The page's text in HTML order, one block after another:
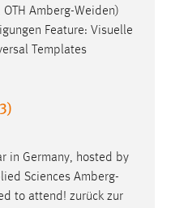
Amberg-Weiden)
Feature: Visuelle
Templates
in Germany, hosted by
Sciences Amberg-
to attend! zurück zur